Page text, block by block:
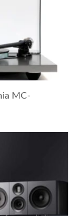
MC-